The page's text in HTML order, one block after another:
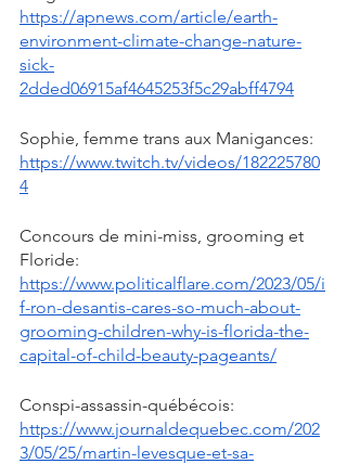
https://apnews.com/article/earth-
environment-climate-change-nature-
sick-
2dded06915af4645253f5c29abff4794
Sophie, femme trans aux Manigances:
https://www.twitch.tv/videos/182225780
4
Concours de mini-miss, grooming et
Floride:
https://www.politicalflare.com/2023/05/i
f-ron-desantis-cares-so-much-about-
grooming-children-why-is-florida-the-
capital-of-child-beauty-pageants/
Conspi-assassin-québécois:
https://www.journaldequebec.com/202
3/05/25/martin-levesque-et-sa-